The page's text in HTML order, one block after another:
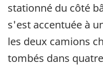
stationné du côté
s'est accentuée à
les deux camions
tombés dans